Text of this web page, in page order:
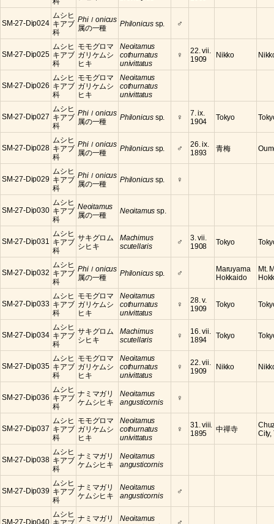
SM-27-Dip024
ムシヒ
キアブ
科
Phiｌonicus
属の一種
Philonicus sp. ♂
SM-27-Dip025
ムシヒ
キアブ
科
モモグロマ
ガリケムシ
ヒキ
Neoitamus
cothurnatus
univittatus
♀
22. vii.
1909
Nikko
SM-27-Dip026
ムシヒ
キアブ
科
モモグロマ
ガリケムシ
ヒキ
Neoitamus
cothurnatus
univittatus
SM-27-Dip027
ムシヒ
キアブ
科
Phiｌonicus
属の一種
Philonicus sp. ♀
7. ix.
1904
Tokyo
SM-27-Dip028
ムシヒ
キアブ
科
Phiｌonicus
属の一種
Philonicus sp. ♂
26. ix.
1893
青梅
SM-27-Dip029
ムシヒ
キアブ
科
Phiｌonicus
属の一種
Philonicus sp. ♀
SM-27-Dip030
ムシヒ
キアブ
科
Neoitamus
属の一種
Neoitamus sp.
SM-27-Dip031
ムシヒ
キアブ
科
サキグロム
シヒキ
Machimus
scutellaris
♂
3. vii.
1908
Tokyo
SM-27-Dip032
ムシヒ
キアブ
科
Phiｌonicus
属の一種
Philonicus sp. ♂
Maruyama
Hokkaido
Mt.
SM-27-Dip033
ムシヒ
キアブ
科
モモグロマ
ガリケムシ
ヒキ
Neoitamus
cothurnatus
univittatus
♀
28. v.
1909
Tokyo
SM-27-Dip034
ムシヒ
キアブ
科
サキグロム
シヒキ
Machimus
scutellaris
♀
16. vii.
1894
Tokyo
SM-27-Dip035
ムシヒ
キアブ
科
モモグロマ
ガリケムシ
ヒキ
Neoitamus
cothurnatus
univittatus
♀
22. vii.
1909
Nikko
SM-27-Dip036
ムシヒ
キアブ
科
ナミマガリ
ケムシヒキ
Neoitamus
angusticornis
♀
SM-27-Dip037
ムシヒ
キアブ
科
モモグロマ
ガリケムシ
ヒキ
Neoitamus
cothurnatus
univittatus
♀
31. viii.
1895
中禪寺
City,
SM-27-Dip038
ムシヒ
キアブ
科
ナミマガリ
ケムシヒキ
Neoitamus
angusticornis
SM-27-Dip039
ムシヒ
キアブ
科
ナミマガリ
ケムシヒキ
Neoitamus
angusticornis
♂
SM-27-Dip040
ムシヒ
ナミマガリ
Neoitamus